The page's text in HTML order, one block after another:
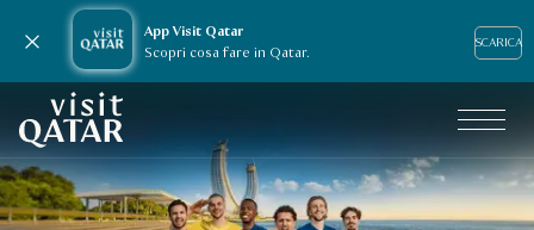
App Visit Qatar
Scopri cosa fare in Qatar.
SCARICA
Chiudi avviso
Pagina iniziale Visit Qatar